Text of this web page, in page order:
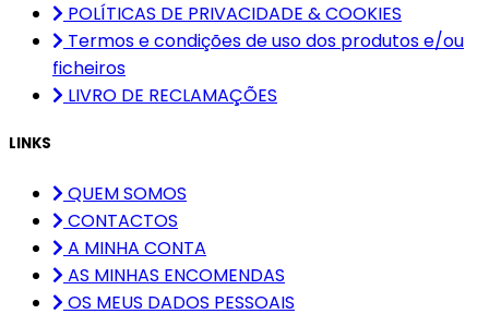
POLÍTICAS DE PRIVACIDADE & COOKIES
Termos e condições de uso dos produtos e/ou
ficheiros
LIVRO DE RECLAMAÇÕES
LINKS
QUEM SOMOS
CONTACTOS
A MINHA CONTA
AS MINHAS ENCOMENDAS
OS MEUS DADOS PESSOAIS